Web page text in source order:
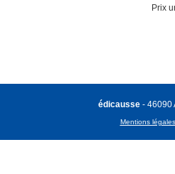
Prix
édicausse - 46090
Mentions légales